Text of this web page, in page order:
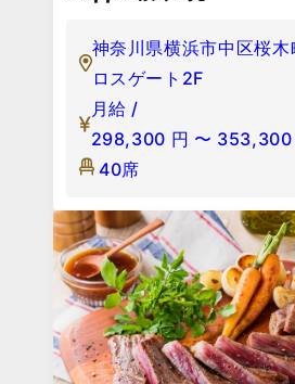
神奈川県横浜市中区桜
ロスゲート2F
月給 /
298,300 円 〜 353,300
40席